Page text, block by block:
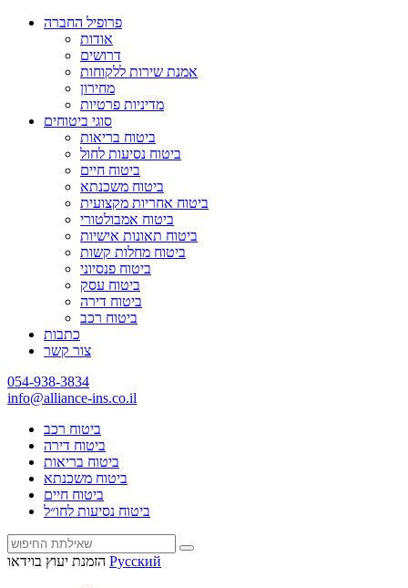
פרופיל החברה
אודות
דרושים
אמנת שירות ללקוחות
מחירון
מדיניות פרטיות
סוגי ביטוחים
ביטוח בריאות
ביטוח נסיעות לחול
ביטוח חיים
ביטוח משכנתא
ביטוח אחריות מקצועית
ביטוח אמבולטורי
ביטוח תאונות אישיות
ביטוח מחלות קשות
ביטוח פנסיוני
ביטוח עסק
ביטוח דירה
ביטוח רכב
כתבות
צור קשר
054-938-3834
info@alliance-ins.co.il
ביטוח רכב
ביטוח דירה
ביטוח בריאות
ביטוח משכנתא
ביטוח חיים
ביטוח נסיעות לחו״ל
הזמנת יעוץ בוידאו Русский